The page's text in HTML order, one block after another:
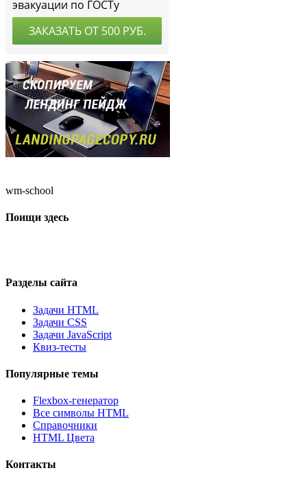
wm-school
Поищи здесь
Разделы сайта
Задачи HTML
Задачи CSS
Задачи JavaScript
Квиз-тесты
Популярные темы
Flexbox-генератор
Все символы HTML
Справочники
HTML Цвета
Контакты